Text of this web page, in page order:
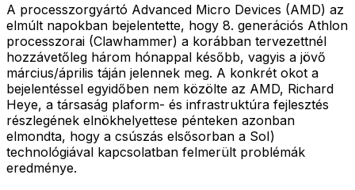
A processzorgyártó Advanced Micro Devices (AMD) az
elmúlt napokban bejelentette, hogy 8. generációs Athlon
processzorai (Clawhammer) a korábban tervezettnél
hozzávetőleg három hónappal később, vagyis a jövő
március/április táján jelennek meg. A konkrét okot a
bejelentéssel egyidőben nem közölte az AMD, Richard
Heye, a társaság plaform- és infrastruktúra fejlesztés
részlegének elnökhelyettese pénteken azonban
elmondta, hogy a csúszás elsősorban a SoI)
technológiával kapcsolatban felmerült problémák
eredménye.